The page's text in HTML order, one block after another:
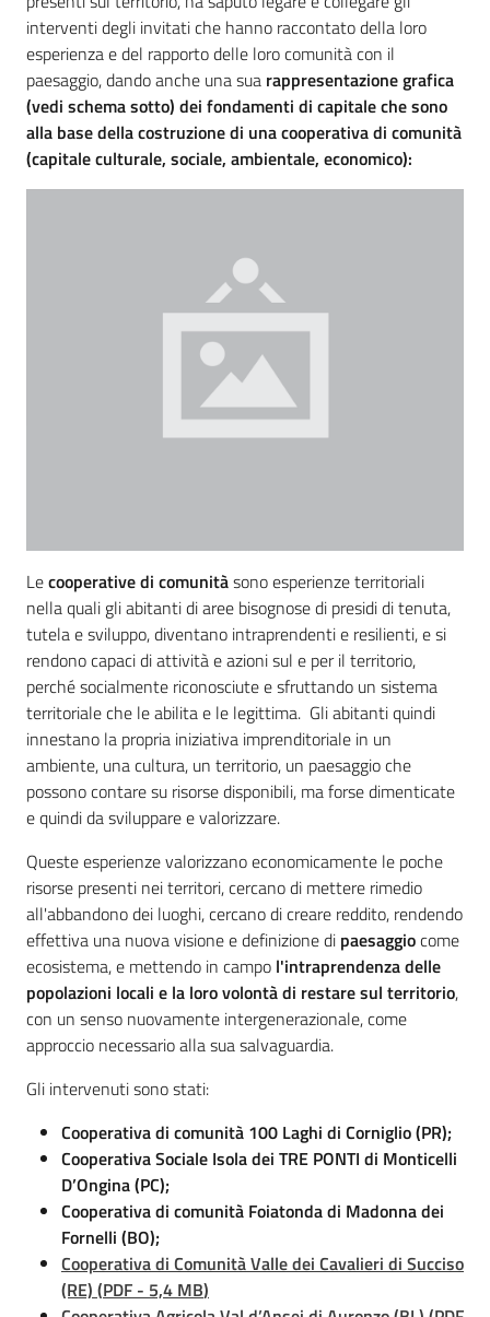
interventi degli invitati che hanno raccontato della loro
esperienza e del rapporto delle loro comunità con il
paesaggio, dando anche una sua rappresentazione grafica
(vedi schema sotto) dei fondamenti di capitale che sono
alla base della costruzione di una cooperativa di comunità
(capitale culturale, sociale, ambientale, economico):
Lecooperative di comunitàsono esperienze territoriali
nella quali gli abitanti di aree bisognose di presidi di tenuta,
tutela e sviluppo, diventano intraprendenti e resilienti, e si
rendono capaci di attività e azioni sul e per il territorio,
perché socialmente riconosciute e sfruttando un sistema
territoriale che le abilita e le legittima. Gli abitanti quindi
innestano la propria iniziativa imprenditoriale in un
ambiente, una cultura, un territorio, un paesaggio che
possono contare su risorse disponibili, ma forse dimenticate
e quindi da sviluppare e valorizzare.
Queste esperienze valorizzano economicamente le poche
risorse presenti nei territori, cercano di mettere rimedio
all'abbandono dei luoghi, cercano di creare reddito, rendendo
effettiva una nuova visione e definizione di paesaggiocome
ecosistema, e mettendo in campo l'intraprendenza delle
popolazioni locali e la loro volontà di restare sul territorio,
con un senso nuovamente intergenerazionale, come
approccio necessario alla sua salvaguardia.
Gli intervenuti sono stati:
Cooperativa di comunità 100 Laghi di Corniglio (PR);
Cooperativa Sociale Isola dei TRE PONTI di Monticelli
D’Ongina (PC);
Cooperativa di comunità Foiatonda di Madonna dei
Fornelli (BO);
Cooperativa di Comunità Valle dei Cavalieri di Succiso
(RE) (PDF - 5,4 MB)